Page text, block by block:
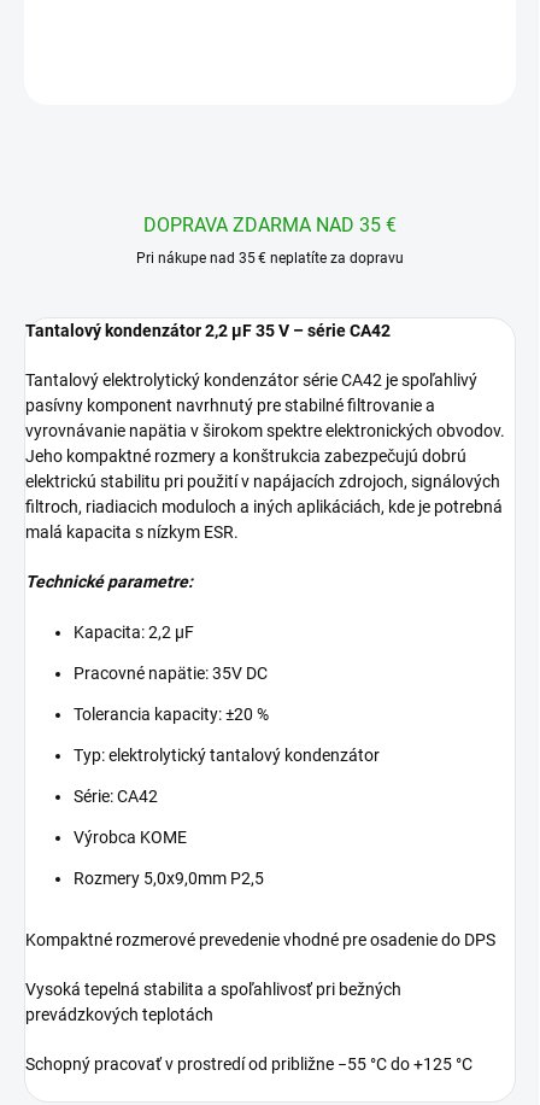
DOPRAVA ZDARMA NAD 35 €
Pri nákupe nad 35 € neplatíte za dopravu
Tantalový kondenzátor 2,2 µF 35 V – série CA42
Tantalový elektrolytický kondenzátor série CA42 je spoľahlivý
pasívny komponent navrhnutý pre stabilné filtrovanie a
vyrovnávanie napätia v širokom spektre elektronických obvodov.
Jeho kompaktné rozmery a konštrukcia zabezpečujú dobrú
elektrickú stabilitu pri použití v napájacích zdrojoch, signálových
filtroch, riadiacich moduloch a iných aplikáciách, kde je potrebná
malá kapacita s nízkym ESR.
Technické parametre:
Kapacita: 2,2 µF
Pracovné napätie: 35V DC
Tolerancia kapacity: ±20 %
Typ: elektrolytický tantalový kondenzátor
Série: CA42
Výrobca KOME
Rozmery 5,0x9,0mm P2,5
Kompaktné rozmerové prevedenie vhodné pre osadenie do DPS
Vysoká tepelná stabilita a spoľahlivosť pri bežných
prevádzkových teplotách
Schopný pracovať v prostredí od približne −55 °C do +125 °C